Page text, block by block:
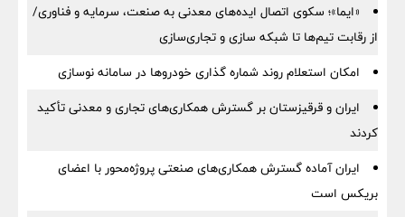
«ایما»؛ سکوی اتصال ایده‌های معدنی به صنعت، سرمایه و فناوری/
از رقابت تیم‌ها تا شبکه سازی و تجاری‌سازی
امکان استعلام روند شماره گذاری خودروها در سامانه نوسازی
ایران و قرقیزستان بر گسترش همکاری‌های تجاری و معدنی تأکید
کردند
ایران آماده گسترش همکاری‌های صنعتی پروژه‌محور با اعضای
بریکس است